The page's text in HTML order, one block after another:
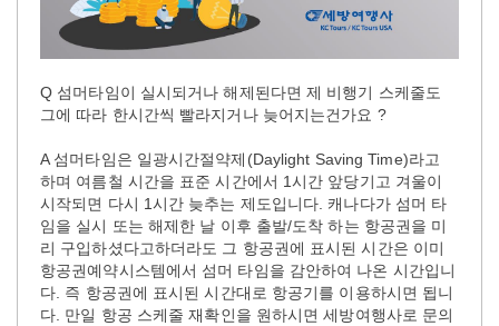
Q 섬머타임이 실시되거나 해제된다면 제 비행기 스케줄도
그에 따라 한시간씩 빨라지거나 늦어지는건가요 ?
A 섬머타임은 일광시간절약제(Daylight Saving Time)라고
하며 여름철 시간을 표준 시간에서 1시간 앞당기고 겨울이
시작되면 다시 1시간 늦추는 제도입니다. 캐나다가 섬머 타
임을 실시 또는 해제한 날 이후 출발/도착 하는 항공권을 미
리 구입하셨다고하더라도 그 항공권에 표시된 시간은 이미
항공권예약시스템에서 섬머 타임을 감안하여 나온 시간입니
다. 즉 항공권에 표시된 시간대로 항공기를 이용하시면 됩니
다. 만일 항공 스케줄 재확인을 원하시면 세방여행사로 문의